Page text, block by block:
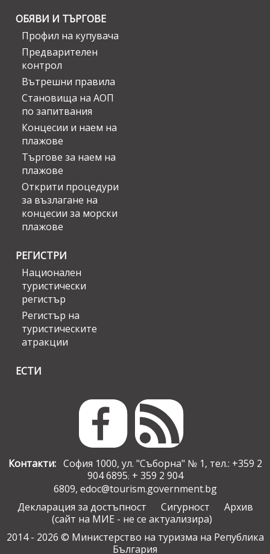
ОБЯВИ И ТЪРГОВЕ
Профил на купувача
Предварителен
контрол
Вътрешни правила
Становища на АОП
по запитвания
Концесии и наем на
плажове
Търгове за наем на
плажове
Открити процедури
за възлагане на
концесии за морски
плажове
РЕГИСТРИ
Национален
туристически
регистър
Регистър на
туристическите
атракции
ЕСТИ
Контакти:София 1000, ул. "Съборна" № 1, тел.: +359 2
904 6895; + 359 2 904
6809, edoc@tourism.government.bg
Декларация за достъпност
Сигурност
Архив
(сайт на МИЕ - не се актуализира)
2014 - 2026 © Министерство на туризма на Република
България